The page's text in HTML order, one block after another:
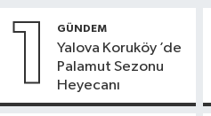
1 GÜNDEM
Yalova Koruköy ’de
Palamut Sezonu
Heyecanı